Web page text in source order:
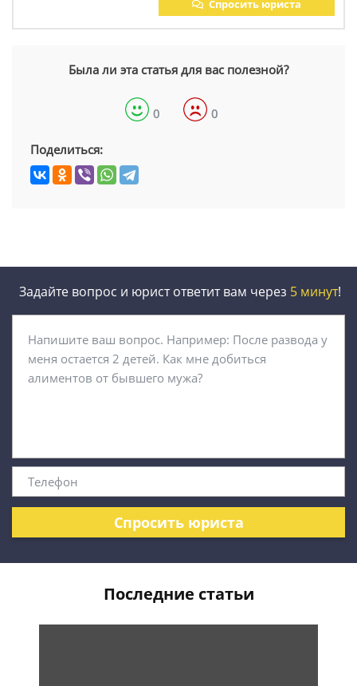
Спросить юриста
Была ли эта статья для вас полезной?
0 0
Поделиться:
Задайте вопрос и юрист ответит вам через 5 минут!
Спросить юриста
Последние статьи